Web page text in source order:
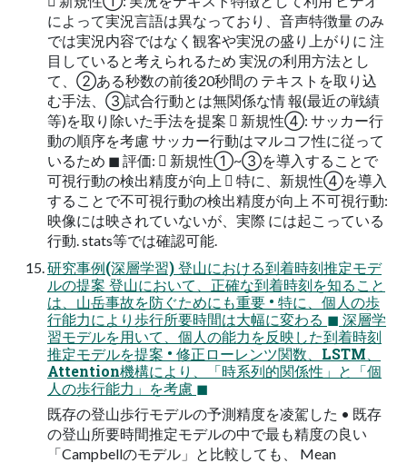
によって実況言語は異なっており、音声特徴量 のみ
では実況内容ではなく観客や実況の盛り上がりに 注
目していると考えられるため 実況の利用方法とし
て、②ある秒数の前後20秒間の テキストを取り込
む手法、③試合行動とは無関係な情 報(最近の戦績
等)を取り除いた手法を提案  新規性④: サッカー行
動の順序を考慮 サッカー行動はマルコフ性に従って
いるため ◼ 評価:  新規性①~③を導入することで
可視行動の検出精度が向上  特に、新規性④を導入
することで不可視行動の検出精度が向上 不可視行動:
映像には映されていないが、実際 には起こっている
行動. stats等では確認可能.
研究事例(深層学習) 登山における到着時刻推定モデ
ルの提案 登山において、正確な到着時刻を知ること
は、山岳事故を防ぐためにも重要 • 特に、個人の歩
行能力により歩行所要時間は大幅に変わる ◼ 深層学
習モデルを用いて、個人の能力を反映した到着時刻
推定モデルを提案 • 修正ローレンツ関数、LSTM、
Attention機構により、「時系列的関係性」と「個
人の歩行能力」を考慮 ◼
既存の登山歩行モデルの予測精度を凌駕した • 既存
の登山所要時間推定モデルの中で最も精度の良い
「Campbellのモデル」と比較しても、 Mean